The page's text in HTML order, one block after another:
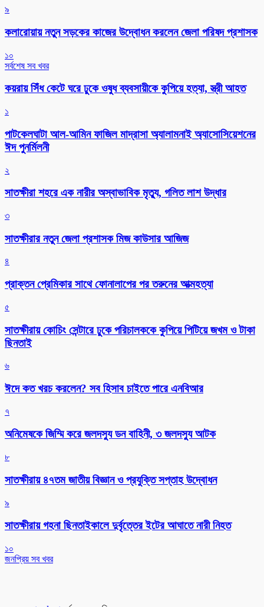
৯
কলারোয়ায় নতুন সড়কের কাজের উদ্বোধন করলেন জেলা পরিষদ প্রশাসক
১০
সর্বশেষ সব খবর
কয়রায় সিঁধ কেটে ঘরে ঢুকে ওষুধ ব্যবসায়ীকে কুপিয়ে হত্যা, স্ত্রী আহত
১
পাটকেলঘাটা আল-আমিন ফাজিল মাদ্রাসা অ্যালামনাই অ্যাসোসিয়েশনের
ঈদ পুনর্মিলনী
২
সাতক্ষীরা শহরে এক নারীর অস্বাভাবিক মৃত্যু, গলিত লাশ উদ্ধার
৩
সাতক্ষীরার নতুন জেলা প্রশাসক মিজ কাউসার আজিজ
৪
প্রাক্তন প্রেমিকার সাথে ফোনালাপের পর তরুনের আত্মহত্যা
৫
সাতক্ষীরায় কোচিং সেন্টারে ঢুকে পরিচালককে কুপিয়ে পিটিয়ে জখম ও টাকা
ছিনতাই
৬
ঈদে কত খরচ করলেন? সব হিসাব চাইতে পারে এনবিআর
৭
অনিমেষকে জিম্মি করে জলদস্যু ডন বাহিনী, ৩ জলদস্যু আটক
৮
সাতক্ষীরায় ৪৭তম জাতীয় বিজ্ঞান ও প্রযুক্তি সপ্তাহ উদ্বোধন
৯
সাতক্ষীরায় গহনা ছিনতাইকালে দুর্বৃত্তের ইটের আঘাতে নারী নিহত
১০
জনপ্রিয় সব খবর